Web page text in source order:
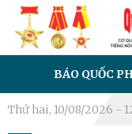
BÁO QUỐC PHÒNG
Thứ hai, 10/08/2026 -
Nội 2026: “Hào khí